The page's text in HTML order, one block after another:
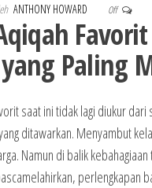
ANTHONY HOWARD Off
Paling
saat ini tidak lagi diukur
ditawarkan. Menyambut
Namun di balik
perlengkapan